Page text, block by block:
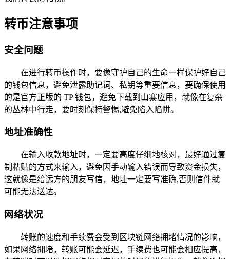
转币注意事项
安全问题
在进行转币操作时，要像守护自己的生命一样保护好自己
的钱包信息，避免泄露助记词、私钥等重要信息，要确保使用
的是官方正版的 TP 钱包，避免下载到山寨应用，就像在复杂
的丛林中行走，要时刻保持警惕,避免陷入陷阱。
地址准确性
在输入收款地址时，一定要高度仔细地核对，最好通过复
制粘贴的方式来输入，避免因手动输入错误而导致资金损失，
这就像是给远方的朋友写信，地址一定要写准确,否则信件就
可能无法送达。
网络状况
转账的速度和手续费会受到区块链网络拥堵情况的影响，
如果网络拥堵，转账可能会延迟，手续费也可能会相应提高，